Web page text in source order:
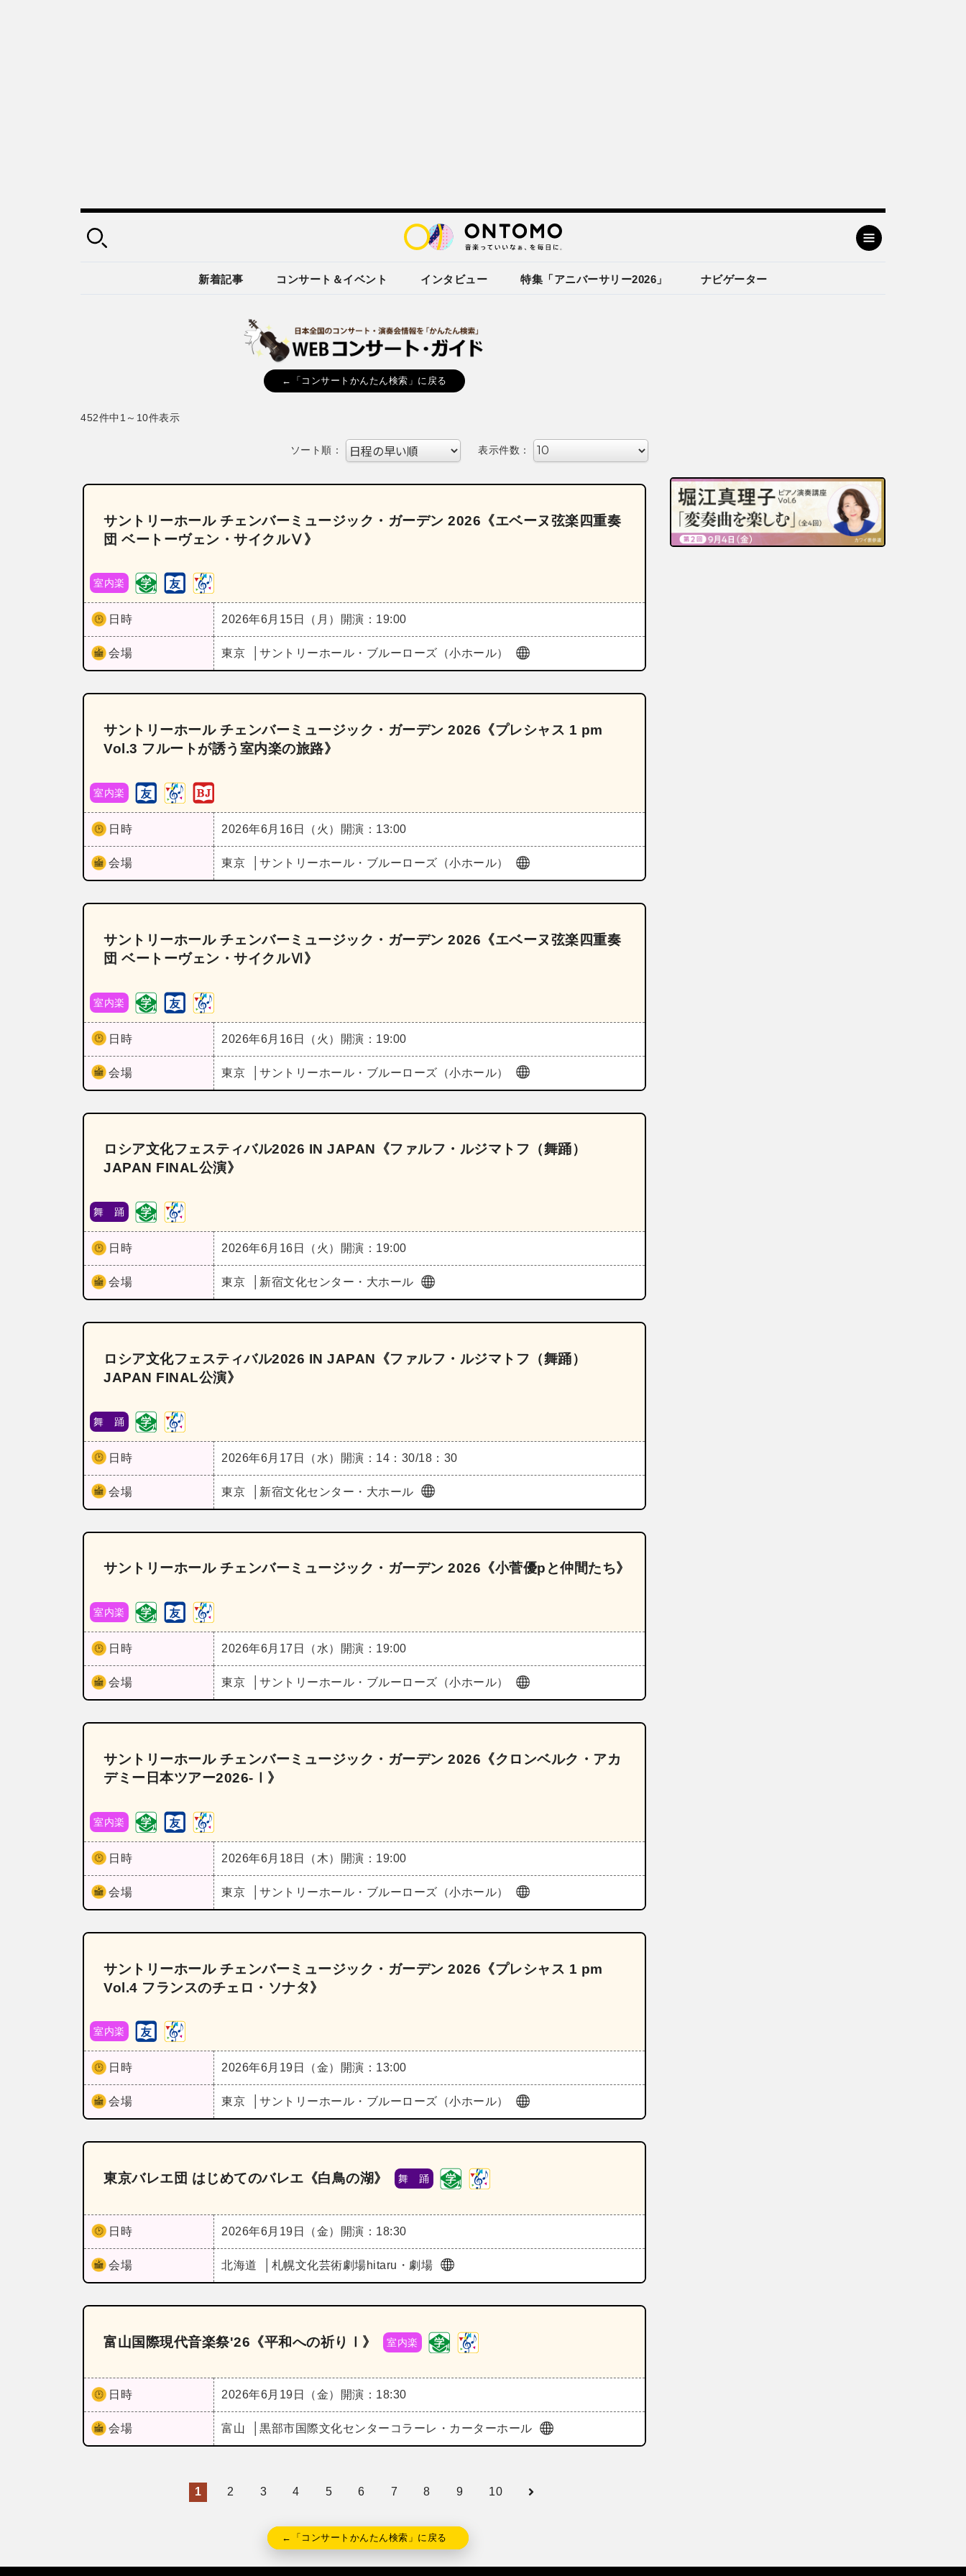
新着記事 コンサート＆イベント インタビュー 特集「アニバーサリー2026」 ナビゲーター
←「コンサートかんたん検索」に戻る
452件中1～10件表示
ソート順： 表示件数：
サントリーホール チェンバーミュージック・ガーデン 2026《エベーヌ弦楽四重奏
団 ベートーヴェン・サイクルⅤ》
室内楽
日時 2026年6月15日（月） 開演：19:00
会場 東京 サントリーホール・ブルーローズ（小ホール）
サントリーホール チェンバーミュージック・ガーデン 2026《プレシャス 1 pm
Vol.3 フルートが誘う室内楽の旅路》
室内楽
日時 2026年6月16日（火） 開演：13:00
会場 東京 サントリーホール・ブルーローズ（小ホール）
サントリーホール チェンバーミュージック・ガーデン 2026《エベーヌ弦楽四重奏
団 ベートーヴェン・サイクルⅥ》
室内楽
日時 2026年6月16日（火） 開演：19:00
会場 東京 サントリーホール・ブルーローズ（小ホール）
ロシア文化フェスティバル2026 IN JAPAN《ファルフ・ルジマトフ（舞踊）
JAPAN FINAL公演》
舞 踊
日時 2026年6月16日（火） 開演：19:00
会場 東京 新宿文化センター・大ホール
ロシア文化フェスティバル2026 IN JAPAN《ファルフ・ルジマトフ（舞踊）
JAPAN FINAL公演》
舞 踊
日時 2026年6月17日（水） 開演：14：30/18：30
会場 東京 新宿文化センター・大ホール
サントリーホール チェンバーミュージック・ガーデン 2026《小菅優pと仲間たち》
室内楽
日時 2026年6月17日（水） 開演：19:00
会場 東京 サントリーホール・ブルーローズ（小ホール）
サントリーホール チェンバーミュージック・ガーデン 2026《クロンベルク・アカ
デミー日本ツアー2026-Ⅰ》
室内楽
日時 2026年6月18日（木） 開演：19:00
会場 東京 サントリーホール・ブルーローズ（小ホール）
サントリーホール チェンバーミュージック・ガーデン 2026《プレシャス 1 pm
Vol.4 フランスのチェロ・ソナタ》
室内楽
日時 2026年6月19日（金） 開演：13:00
会場 東京 サントリーホール・ブルーローズ（小ホール）
東京バレエ団 はじめてのバレエ《白鳥の湖》 舞 踊
日時 2026年6月19日（金） 開演：18:30
会場 北海道 札幌文化芸術劇場hitaru・劇場
富山国際現代音楽祭'26《平和への祈りⅠ》 室内楽
日時 2026年6月19日（金） 開演：18:30
会場 富山 黒部市国際文化センターコラーレ・カーターホール
1 2 3 4 5 6 7 8 9 10
←「コンサートかんたん検索」に戻る